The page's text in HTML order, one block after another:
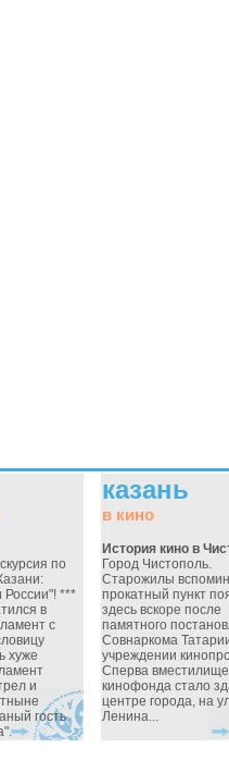
по
России"! ***
в
с
хуже
и
гость
казань
в кино
История кино в
Город Чистополь.
Старожилы
прокатный пункт
здесь вскоре после
памятного
Совнаркома
учреждении
Сперва
кинофонда стало
центре города, на
Ленина...